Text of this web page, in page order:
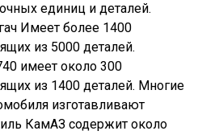
единиц и деталей.
Имеет более 1400
из 5000 деталей.
имеет около 300
из 1400 деталей. Многие
изготавливают
КамАЗ содержит около